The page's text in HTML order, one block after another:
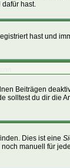
dafür hast.
hast und
Beiträgen
du dir die
Dies ist eine
manuell für